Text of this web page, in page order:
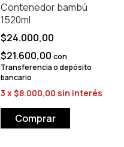
Contenedor bambú
1520ml
$24.000,00
$21.600,00 con
Transferencia o depósito
bancario
3 x$8.000,00 sin interés